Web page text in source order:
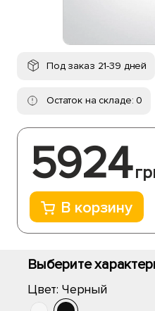
Под заказ 21-39 дней
Остаток на складе: 0
5924
В корзину
Выберите
Цвет: Черный